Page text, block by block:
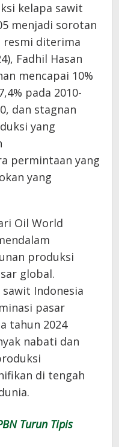
kelapa sawit
menjadi sorotan
resmi diterima
Fadhil Hasan
mencapai 10%
pada 2010-
dan stagnan
yang
permintaan yang
yang
Oil World
produksi
global.
Indonesia
pasar
tahun 2024
nabati dan
di tengah
Turun Tipis